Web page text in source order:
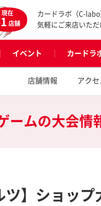
現在
店舗
カードラボ（C-
気軽にご来店いただ
イベント カードラ
店舗情報 アク
ームの大会情
ツ】ショッ